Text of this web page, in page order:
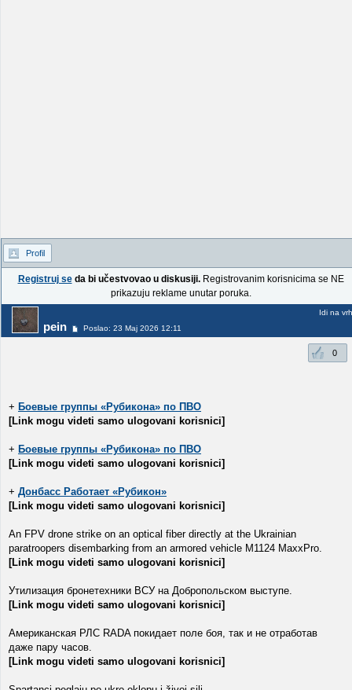
Profil
Registruj seda bi učestvovao u diskusiji.Registrovanim korisnicima se NE
prikazuju reklame unutar poruka.
pein Poslao: 23 Maj 2026 12:11
Idi na vrh
0
+ Боевые группы «Рубикона» по ПВО
[Link mogu videti samo ulogovani korisnici]
+ Боевые группы «Рубикона» по ПВО
[Link mogu videti samo ulogovani korisnici]
+ Донбасс Работает «Рубикон»
[Link mogu videti samo ulogovani korisnici]
An FPV drone strike on an optical fiber directly at the Ukrainian
paratroopers disembarking from an armored vehicle M1124 MaxxPro.
[Link mogu videti samo ulogovani korisnici]
Утилизация бронетехники ВСУ на Добропольском выступе.
[Link mogu videti samo ulogovani korisnici]
Американская РЛС RADA покидает поле боя, так и не отработав
даже пару часов.
[Link mogu videti samo ulogovani korisnici]